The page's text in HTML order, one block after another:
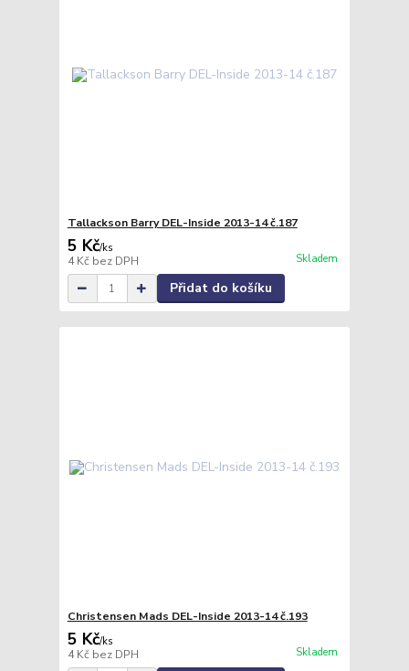
Tallackson Barry DEL-Inside 2013-14 č.187
5 Kč/ks
4 Kč bez DPH Skladem
Přidat do košíku
Christensen Mads DEL-Inside 2013-14 č.193
5 Kč/ks
4 Kč bez DPH Skladem